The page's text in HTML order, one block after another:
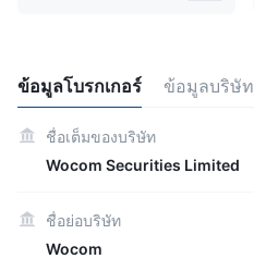
ข้อมูลโบรกเกอร์ ข้อมูลบริษัท
ชื่อเต็มของบริษัท
Wocom Securities Limited
ชื่อย่อบริษัท
Wocom